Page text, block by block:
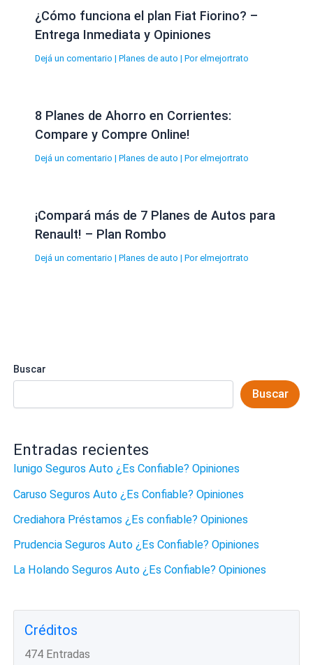
¿Cómo funciona el plan Fiat Fiorino? –
Entrega Inmediata y Opiniones
Dejá un comentario | Planes de auto | Por elmejortrato
8 Planes de Ahorro en Corrientes:
Compare y Compre Online!
Dejá un comentario | Planes de auto | Por elmejortrato
¡Compará más de 7 Planes de Autos para
Renault! – Plan Rombo
Dejá un comentario | Planes de auto | Por elmejortrato
Buscar
Buscar
Entradas recientes
Iunigo Seguros Auto ¿Es Confiable? Opiniones
Caruso Seguros Auto ¿Es Confiable? Opiniones
Crediahora Préstamos ¿Es confiable? Opiniones
Prudencia Seguros Auto ¿Es Confiable? Opiniones
La Holando Seguros Auto ¿Es Confiable? Opiniones
Créditos
474 Entradas